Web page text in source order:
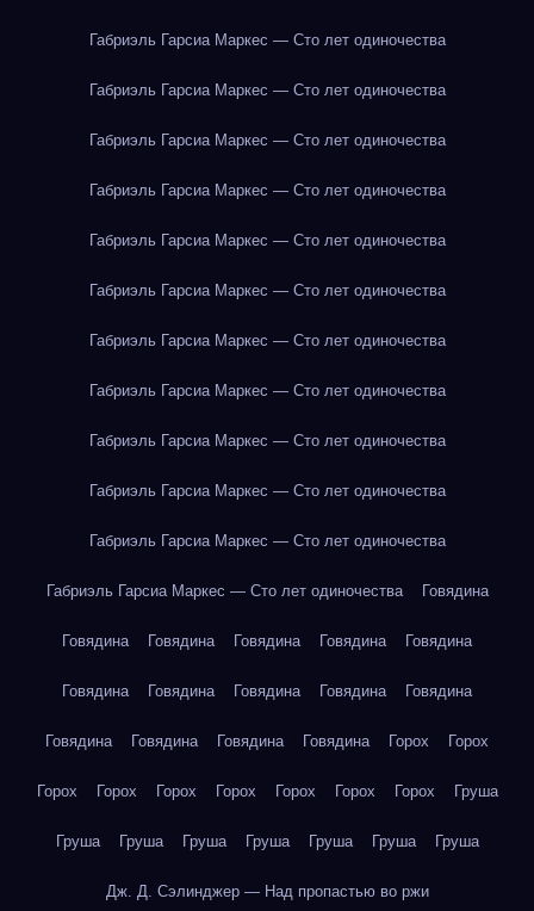
Габриэль Гарсиа Маркес — Сто лет одиночества
Габриэль Гарсиа Маркес — Сто лет одиночества
Габриэль Гарсиа Маркес — Сто лет одиночества
Габриэль Гарсиа Маркес — Сто лет одиночества
Габриэль Гарсиа Маркес — Сто лет одиночества
Габриэль Гарсиа Маркес — Сто лет одиночества
Габриэль Гарсиа Маркес — Сто лет одиночества
Габриэль Гарсиа Маркес — Сто лет одиночества
Габриэль Гарсиа Маркес — Сто лет одиночества
Габриэль Гарсиа Маркес — Сто лет одиночества
Габриэль Гарсиа Маркес — Сто лет одиночества
Габриэль Гарсиа Маркес — Сто лет одиночества Говядина
Говядина Говядина Говядина Говядина Говядина
Говядина Говядина Говядина Говядина Говядина
Говядина Говядина Говядина Говядина Горох Горох
Горох Горох Горох Горох Горох Горох Горох Груша
Груша Груша Груша Груша Груша Груша Груша
Дж. Д. Сэлинджер — Над пропастью во ржи